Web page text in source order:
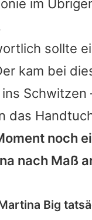
im
sollte
kam bei
Schwitzen
das
noch
nach Maß
Big